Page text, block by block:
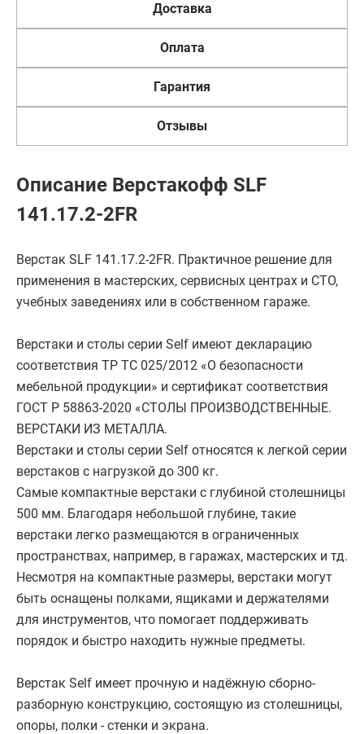
Доставка
Оплата
Гарантия
Отзывы
Описание Верстакофф SLF
141.17.2-2FR
Верстак SLF 141.17.2-2FR. Практичное решение для
применения в мастерских, сервисных центрах и СТО,
учебных заведениях или в собственном гараже.
Верстаки и столы серии Self имеют декларацию
соответствия ТР ТС 025/2012 «О безопасности
мебельной продукции» и сертификат соответствия
ГОСТ Р 58863-2020 «СТОЛЫ ПРОИЗВОДСТВЕННЫЕ.
ВЕРСТАКИ ИЗ МЕТАЛЛА.
Верстаки и столы серии Self относятся к легкой серии
верстаков с нагрузкой до 300 кг.
Самые компактные верстаки с глубиной столешницы
500 мм. Благодаря небольшой глубине, такие
верстаки легко размещаются в ограниченных
пространствах, например, в гаражах, мастерских и тд.
Несмотря на компактные размеры, верстаки могут
быть оснащены полками, ящиками и держателями
для инструментов, что помогает поддерживать
порядок и быстро находить нужные предметы.
Верстак Self имеет прочную и надёжную сборно-
разборную конструкцию, состоящую из столешницы,
опоры, полки - стенки и экрана.